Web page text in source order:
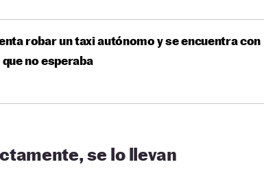
robar un taxi autónomo y se encuentra con
no esperaba
se lo llevan